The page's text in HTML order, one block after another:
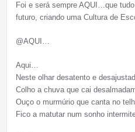
Foi e será sempre AQUI…que
futuro, criando uma Cultura de
@AQUI…
Aqui…
Neste olhar desatento e
Colho a chuva que cai
Ouço o murmúrio que canta no
Fico a matutar num sonho